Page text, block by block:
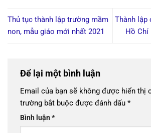
Thủ tục thành lập trường mầm
non, mẫu giáo mới nhất 2021
Thành lập
Hồ Chí
Để lại một bình luận
Email của bạn sẽ không được hiển thị
trường bắt buộc được đánh dấu *
Bình luận*